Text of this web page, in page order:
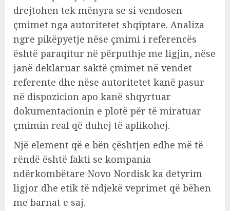
drejtohen tek mënyra se si vendosen
çmimet nga autoritetet shqiptare. Analiza
ngre pikëpyetje nëse çmimi i referencës
është paraqitur në përputhje me ligjin, nëse
janë deklaruar saktë çmimet në vendet
referente dhe nëse autoritetet kanë pasur
në dispozicion apo kanë shqyrtuar
dokumentacionin e plotë për të miratuar
çmimin real që duhej të aplikohej.
Një element që e bën çështjen edhe më të
rëndë është fakti se kompania
ndërkombëtare Novo Nordisk ka detyrim
ligjor dhe etik të ndjekë veprimet që bëhen
me barnat e saj.